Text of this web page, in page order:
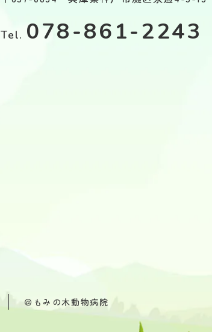
Tel. 078-861-2243
＠もみの木動物病院